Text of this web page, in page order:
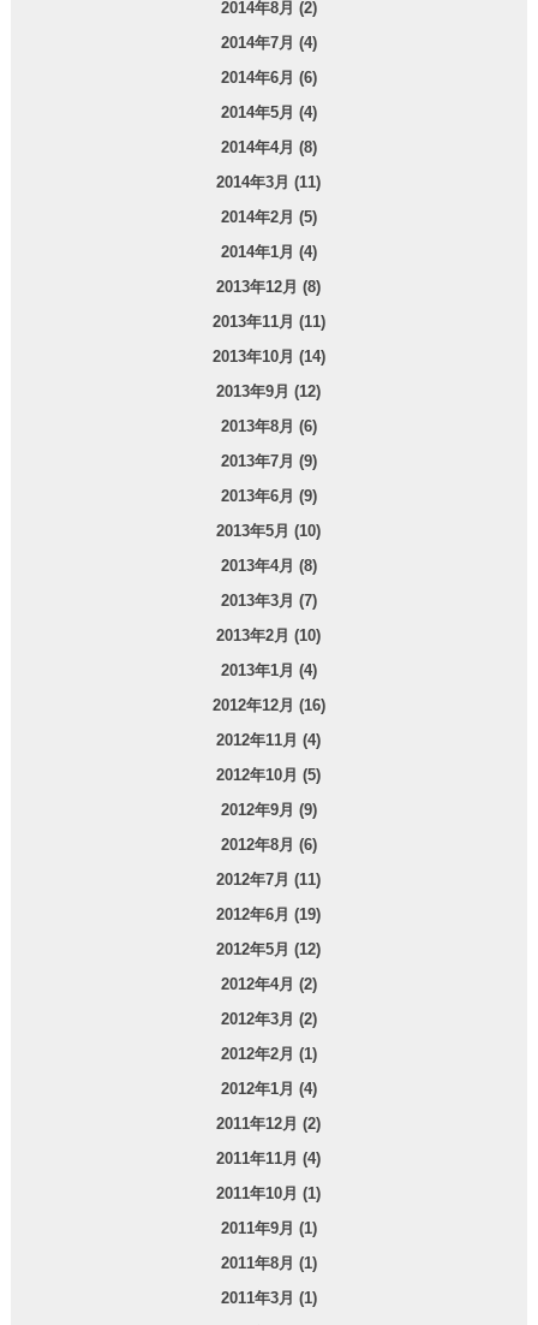
2014年8月 (2)
2014年7月 (4)
2014年6月 (6)
2014年5月 (4)
2014年4月 (8)
2014年3月 (11)
2014年2月 (5)
2014年1月 (4)
2013年12月 (8)
2013年11月 (11)
2013年10月 (14)
2013年9月 (12)
2013年8月 (6)
2013年7月 (9)
2013年6月 (9)
2013年5月 (10)
2013年4月 (8)
2013年3月 (7)
2013年2月 (10)
2013年1月 (4)
2012年12月 (16)
2012年11月 (4)
2012年10月 (5)
2012年9月 (9)
2012年8月 (6)
2012年7月 (11)
2012年6月 (19)
2012年5月 (12)
2012年4月 (2)
2012年3月 (2)
2012年2月 (1)
2012年1月 (4)
2011年12月 (2)
2011年11月 (4)
2011年10月 (1)
2011年9月 (1)
2011年8月 (1)
2011年3月 (1)